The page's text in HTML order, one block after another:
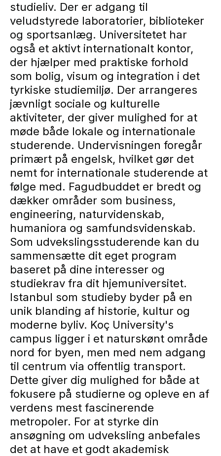
studieliv. Der er adgang til
veludstyrede laboratorier, biblioteker
og sportsanlæg. Universitetet har
også et aktivt internationalt kontor,
der hjælper med praktiske forhold
som bolig, visum og integration i det
tyrkiske studiemiljø. Der arrangeres
jævnligt sociale og kulturelle
aktiviteter, der giver mulighed for at
møde både lokale og internationale
studerende. Undervisningen foregår
primært på engelsk, hvilket gør det
nemt for internationale studerende at
følge med. Fagudbuddet er bredt og
dækker områder som business,
engineering, naturvidenskab,
humaniora og samfundsvidenskab.
Som udvekslingsstuderende kan du
sammensætte dit eget program
baseret på dine interesser og
studiekrav fra dit hjemuniversitet.
Istanbul som studieby byder på en
unik blanding af historie, kultur og
moderne byliv. Koç University's
campus ligger i et naturskønt område
nord for byen, men med nem adgang
til centrum via offentlig transport.
Dette giver dig mulighed for både at
fokusere på studierne og opleve en af
verdens mest fascinerende
metropoler. For at styrke din
ansøgning om udveksling anbefales
det at have et godt akademisk